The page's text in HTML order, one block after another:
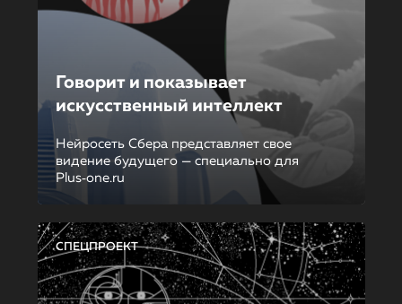
Говорит и показывает
искусственный интеллект
Нейросеть Сбера представляет свое
видение будущего — специально для
Plus‑one.ru
СПЕЦПРОЕКТ